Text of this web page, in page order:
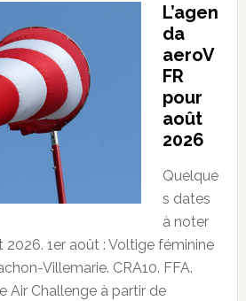
L’agen
da
aeroV
FR
pour
août
2026
Quelque
s dates
à noter
2026. 1er août : Voltige féminine
Villemarie. CRA10. FFA.
Air Challenge à partir de